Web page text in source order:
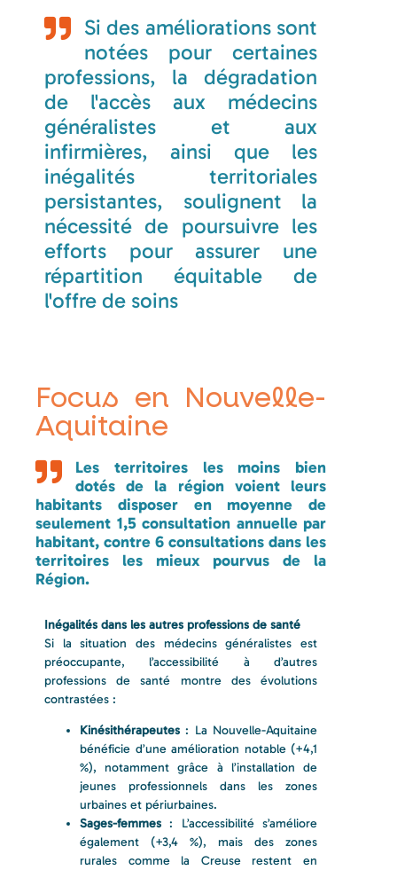
Si des améliorations sont
notées pour certaines
professions, la dégradation
de l'accès aux médecins
généralistes et aux
infirmières, ainsi que les
inégalités territoriales
persistantes, soulignent la
nécessité de poursuivre les
efforts pour assurer une
répartition équitable de
l'offre de soins
Focus en Nouvelle-
Aquitaine
Les territoires les moins bien
dotés de la région voient leurs
habitants disposer en moyenne de
seulement 1,5 consultation annuelle par
habitant, contre 6 consultations dans les
territoires les mieux pourvus de la
Région.
Inégalités dans les autres professions de santé
Si la situation des médecins généralistes est
préoccupante, l’accessibilité à d’autres
professions de santé montre des évolutions
contrastées :
Kinésithérapeutes : La Nouvelle-Aquitaine
bénéficie d’une amélioration notable (+4,1
%), notamment grâce à l’installation de
jeunes professionnels dans les zones
urbaines et périurbaines.
Sages-femmes : L’accessibilité s’améliore
également (+3,4 %), mais des zones
rurales comme la Creuse restent en